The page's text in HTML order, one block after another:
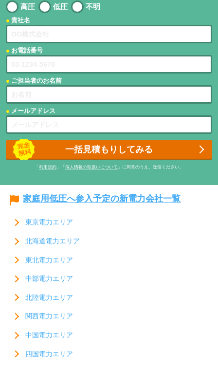
高圧 低圧 不明
貴社名
お電話番号
ご担当者のお名前
メールアドレス
一括見積もりしてみる
「 利用規約 」「 個人情報の取扱いについて 」に同意のうえ、送信ください。
家庭用低圧へ参入予定の新電力会社一覧
東京電力エリア
北海道電力エリア
東北電力エリア
中部電力エリア
北陸電力エリア
関西電力エリア
中国電力エリア
四国電力エリア